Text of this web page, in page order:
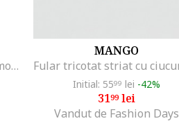
Fular copii, tip guler rulat, model girafa, EFAYN, Roz
MANGO
Initial: 5599 lei -42%
3199lei
Vandut de Fashion Days